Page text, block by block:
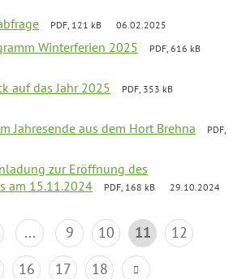
PDF, 121 kB 06.02.2025
Winterferien 2025
PDF, 616 kB
auf das Jahr 2025
PDF, 353 kB
Jahresende aus dem Hort Brehna
PDF,
zur Eröffnung des
am 15.11.2024
PDF, 168 kB 29.10.2024
... 9 10 11
12
16 17 18